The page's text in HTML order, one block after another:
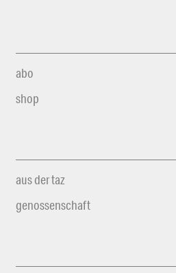
abo
shop
aus der taz
genossenschaft